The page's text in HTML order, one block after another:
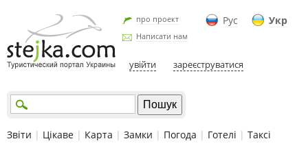
Рус Укр
про проект
Написати нам
увійти зареєструватися
Звіти | Цікаве | Карта | Замки | Погода | Готелі | Таксі